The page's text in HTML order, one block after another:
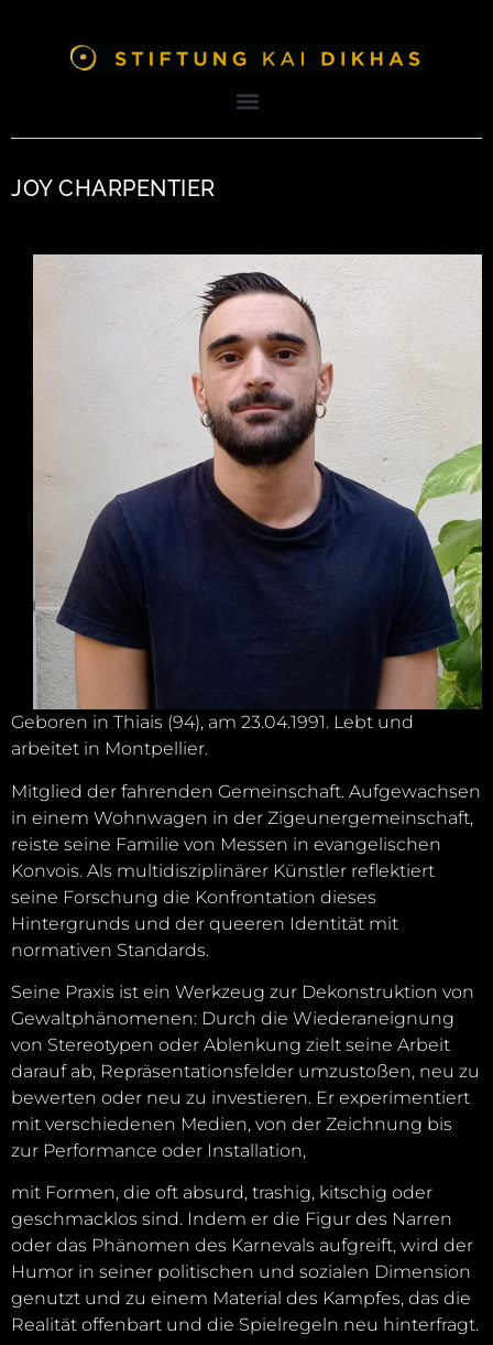
JOY CHARPENTIER
Geboren in Thiais (94), am 23.04.1991. Lebt und
arbeitet in Montpellier.
Mitglied der fahrenden Gemeinschaft. Aufgewachsen
in einem Wohnwagen in der Zigeunergemeinschaft,
reiste seine Familie von Messen in evangelischen
Konvois. Als multidisziplinärer Künstler reflektiert
seine Forschung die Konfrontation dieses
Hintergrunds und der queeren Identität mit
normativen Standards.
Seine Praxis ist ein Werkzeug zur Dekonstruktion von
Gewaltphänomenen: Durch die Wiederaneignung
von Stereotypen oder Ablenkung zielt seine Arbeit
darauf ab, Repräsentationsfelder umzustoßen, neu zu
bewerten oder neu zu investieren. Er experimentiert
mit verschiedenen Medien, von der Zeichnung bis
zur Performance oder Installation,
mit Formen, die oft absurd, trashig, kitschig oder
geschmacklos sind. Indem er die Figur des Narren
oder das Phänomen des Karnevals aufgreift, wird der
Humor in seiner politischen und sozialen Dimension
genutzt und zu einem Material des Kampfes, das die
Realität offenbart und die Spielregeln neu hinterfragt.